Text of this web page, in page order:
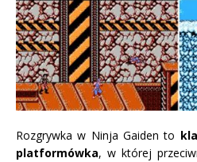
Rozgrywka w Ninja Gaiden to
platformówka, w której